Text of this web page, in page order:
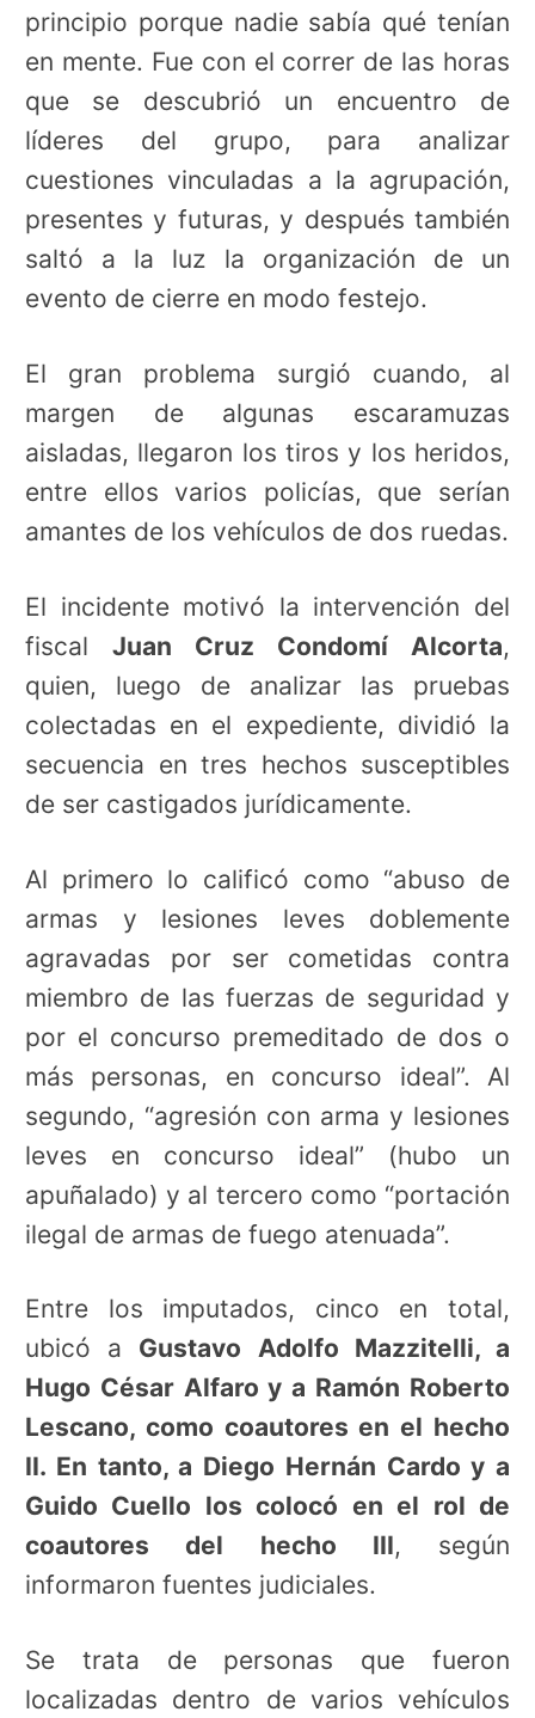
principio porque nadie sabía qué tenían
en mente. Fue con el correr de las horas
que se descubrió un encuentro de
líderes del grupo, para analizar
cuestiones vinculadas a la agrupación,
presentes y futuras, y después también
saltó a la luz la organización de un
evento de cierre en modo festejo.
El gran problema surgió cuando, al
margen de algunas escaramuzas
aisladas, llegaron los tiros y los heridos,
entre ellos varios policías, que serían
amantes de los vehículos de dos ruedas.
El incidente motivó la intervención del
fiscal Juan Cruz Condomí Alcorta,
quien, luego de analizar las pruebas
colectadas en el expediente, dividió la
secuencia en tres hechos susceptibles
de ser castigados jurídicamente.
Al primero lo calificó como “abuso de
armas y lesiones leves doblemente
agravadas por ser cometidas contra
miembro de las fuerzas de seguridad y
por el concurso premeditado de dos o
más personas, en concurso ideal”. Al
segundo, “agresión con arma y lesiones
leves en concurso ideal” (hubo un
apuñalado) y al tercero como “portación
ilegal de armas de fuego atenuada”.
Entre los imputados, cinco en total,
ubicó a Gustavo Adolfo Mazzitelli, a
Hugo César Alfaro y a Ramón Roberto
Lescano, como coautores en el hecho
II. En tanto, a Diego Hernán Cardo y a
Guido Cuello los colocó en el rol de
coautores del hecho III, según
informaron fuentes judiciales.
Se trata de personas que fueron
localizadas dentro de varios vehículos